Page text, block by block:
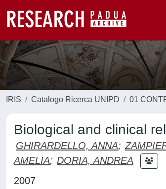
IRIS Catalogo Ricerca UNIPD 01
Biological and clinical
GHIRARDELLO, ANNA;
AMELIA; DORIA, ANDREA
2007